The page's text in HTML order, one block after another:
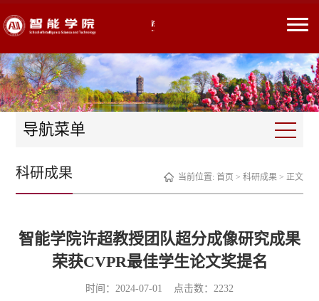
导航菜单
当前位置: 首页 > 科研成果> 正文
科研成果
智能学院许超教授团队超分成像研究成果
荣获CVPR最佳学生论文奖提名
时间：2024-07-01 点击数： 2232